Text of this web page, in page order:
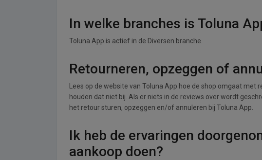
In welke branches is Toluna
Toluna App is actief in de Diversen branche.
Retourneren, opzeggen of
Lees op de website van Toluna App hoe de shop omgaat
houden dat niet bij. Als er niets in de reviews over wordt
het retour sturen, opzeggen en/of annuleren bij Toluna App.
Ik heb de ervaringen
aankoop doen?